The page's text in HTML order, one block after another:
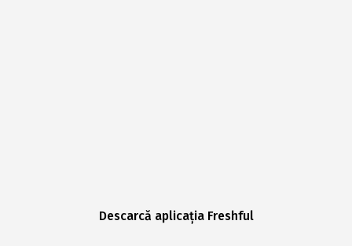
Descarcă aplicația Freshful